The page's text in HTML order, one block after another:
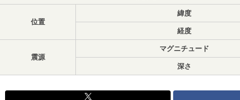
位置
緯度
経度
震源
マグニチュード
深さ